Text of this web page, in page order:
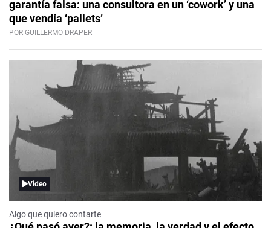
garantía falsa: una consultora en un ‘cowork’ y una
que vendía ‘pallets’
POR GUILLERMO DRAPER
Video
Algo que quiero contarte